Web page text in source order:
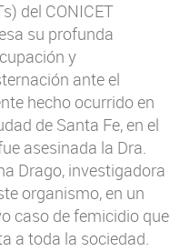
del CONICET
su profunda
y
ante el
hecho ocurrido en
de Santa Fe, en el
asesinada la Dra.
Drago, investigadora
organismo, en un
caso de femicidio que
a toda la sociedad.